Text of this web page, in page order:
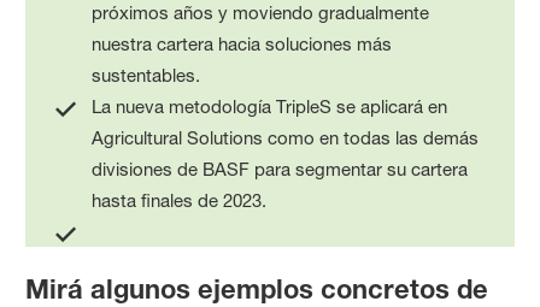
próximos años y moviendo gradualmente
nuestra cartera hacia soluciones más
sustentables.
La nueva metodología TripleS se aplicará en
Agricultural Solutions como en todas las demás
divisiones de BASF para segmentar su cartera
hasta finales de 2023.
Mirá algunos ejemplos concretos de